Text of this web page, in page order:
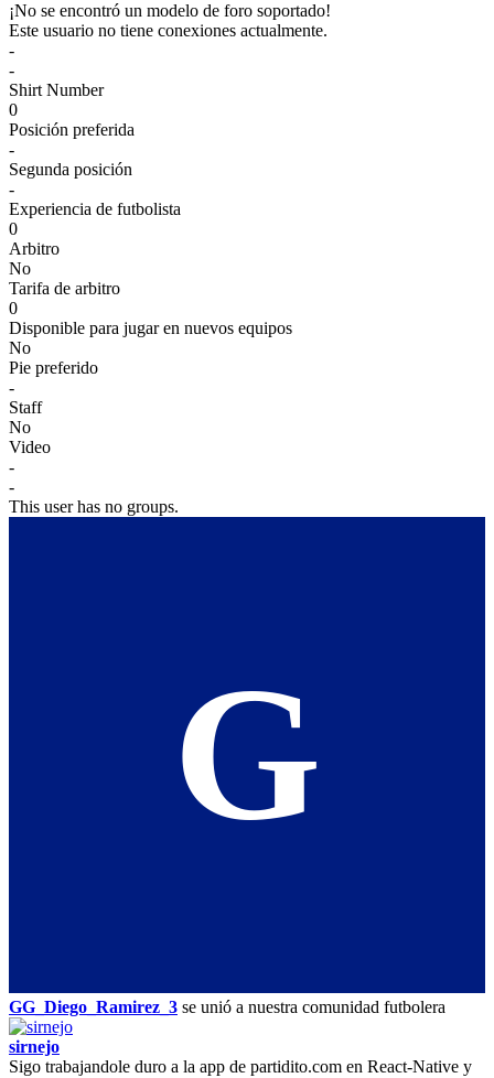
¡No se encontró un modelo de foro soportado!
Este usuario no tiene conexiones actualmente.
-
-
Shirt Number
0
Posición preferida
-
Segunda posición
-
Experiencia de futbolista
0
Arbitro
No
Tarifa de arbitro
0
Disponible para jugar en nuevos equipos
No
Pie preferido
-
Staff
No
Video
-
-
This user has no groups.
G
GG_Diego_Ramirez_3 se unió a nuestra comunidad futbolera
sirnejo
Sigo trabajandole duro a la app de partidito.com en React-Native y